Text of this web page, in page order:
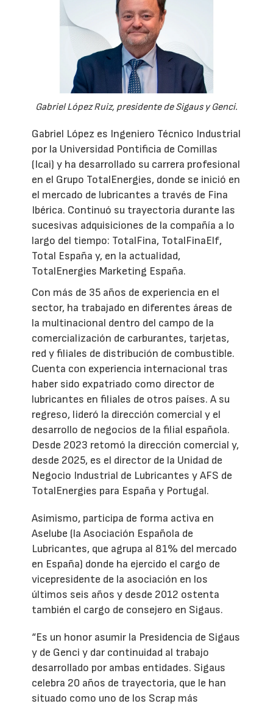
Gabriel López Ruiz, presidente de Sigaus y Genci.
Gabriel López es Ingeniero Técnico Industrial
por la Universidad Pontificia de Comillas
(Icai) y ha desarrollado su carrera profesional
en el Grupo TotalEnergies, donde se inició en
el mercado de lubricantes a través de Fina
Ibérica. Continuó su trayectoria durante las
sucesivas adquisiciones de la compañía a lo
largo del tiempo: TotalFina, TotalFinaElf,
Total España y, en la actualidad,
TotalEnergies Marketing España.
Con más de 35 años de experiencia en el
sector, ha trabajado en diferentes áreas de
la multinacional dentro del campo de la
comercialización de carburantes, tarjetas,
red y filiales de distribución de combustible.
Cuenta con experiencia internacional tras
haber sido expatriado como director de
lubricantes en filiales de otros países. A su
regreso, lideró la dirección comercial y el
desarrollo de negocios de la filial española.
Desde 2023 retomó la dirección comercial y,
desde 2025, es el director de la Unidad de
Negocio Industrial de Lubricantes y AFS de
TotalEnergies para España y Portugal.
Asimismo, participa de forma activa en
Aselube (la Asociación Española de
Lubricantes, que agrupa al 81% del mercado
en España) donde ha ejercido el cargo de
vicepresidente de la asociación en los
últimos seis años y desde 2012 ostenta
también el cargo de consejero en Sigaus.
“Es un honor asumir la Presidencia de Sigaus
y de Genci y dar continuidad al trabajo
desarrollado por ambas entidades. Sigaus
celebra 20 años de trayectoria, que le han
situado como uno de los Scrap más